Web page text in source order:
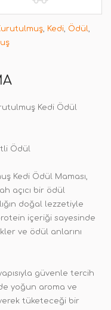
, Kedi, Ödül,
Kedi Ödül
Ödül
Kedi Ödül Maması,
açıcı bir ödül
doğal lezzetiyle
içeriği sayesinde
ve ödül anlarını
güvenle tercih
yoğun aroma ve
tüketeceği bir